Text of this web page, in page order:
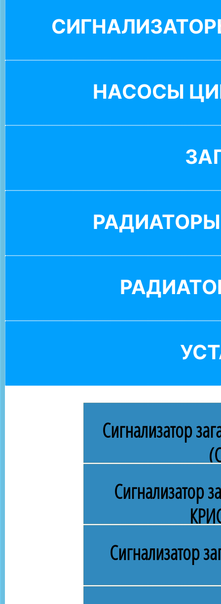
НАСОСЫ
Сигнализатор
Сигнализатор
Сигнализатор